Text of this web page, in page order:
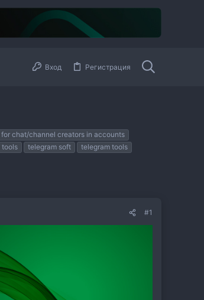
Вход Регистрация
for chat/channel creators in accounts
tools telegram soft
telegram tools
#1